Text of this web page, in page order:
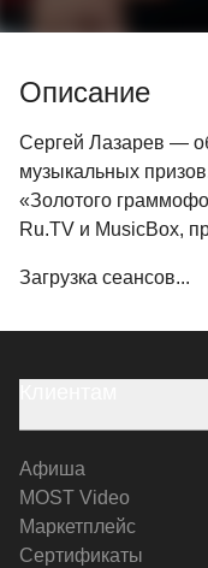
Описание
Сергей Лазарев —
музыкальных
«Золотого
Ru.TV и MusicBox,
Загрузка сеансов...
Афиша
MOST Video
Маркетплейс
Сертификаты